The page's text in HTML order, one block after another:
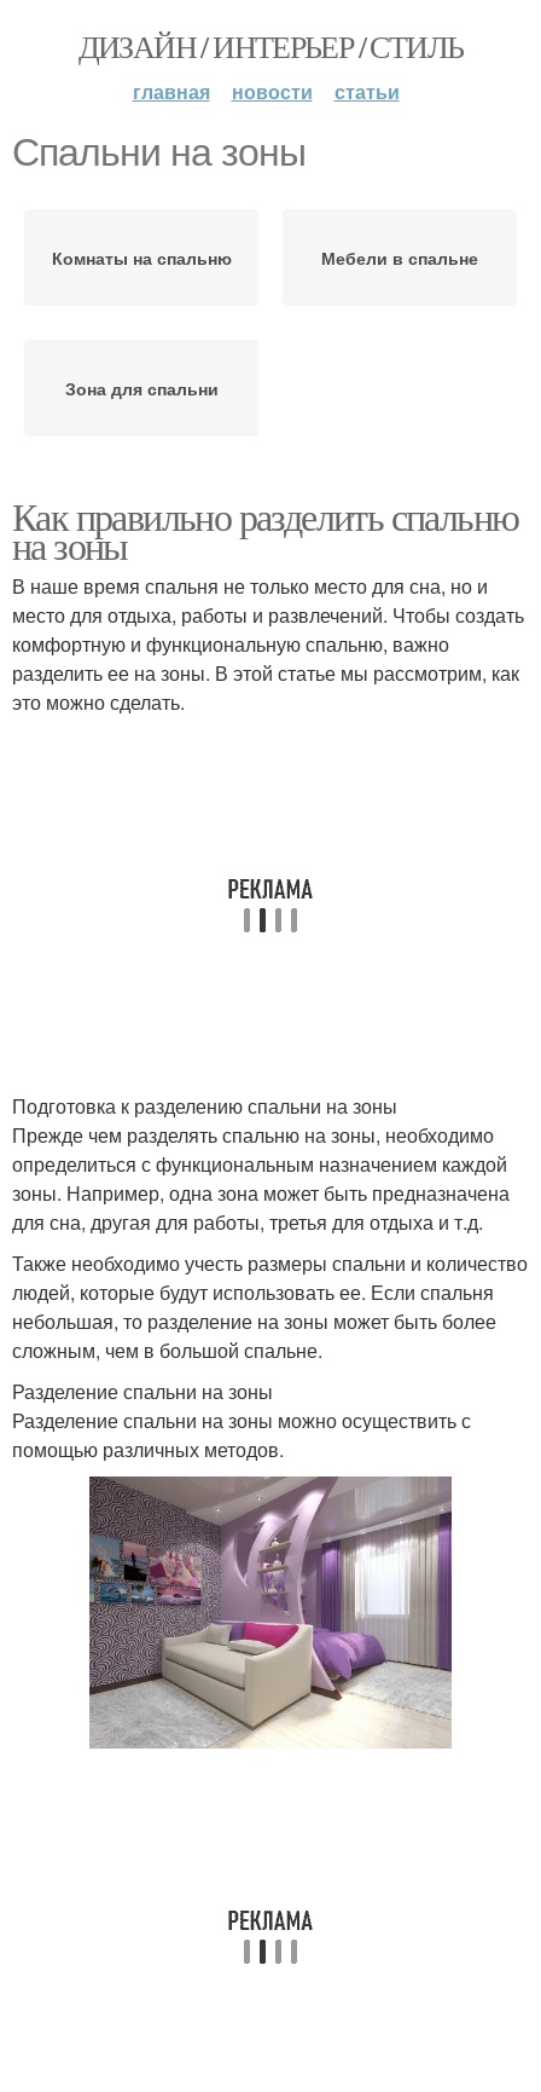
ДИЗАЙН / ИНТЕРЬЕР / СТИЛЬ
главная новости статьи
Спальни на зоны
Комнаты на спальню Мебели в спальне
Зона для спальни
Как правильно разделить спальню
на зоны
В наше время спальня не только место для сна, но и
место для отдыха, работы и развлечений. Чтобы создать
комфортную и функциональную спальню, важно
разделить ее на зоны. В этой статье мы рассмотрим, как
это можно сделать.
Подготовка к разделению спальни на зоны
Прежде чем разделять спальню на зоны, необходимо
определиться с функциональным назначением каждой
зоны. Например, одна зона может быть предназначена
для сна, другая для работы, третья для отдыха и т.д.
Также необходимо учесть размеры спальни и количество
людей, которые будут использовать ее. Если спальня
небольшая, то разделение на зоны может быть более
сложным, чем в большой спальне.
Разделение спальни на зоны
Разделение спальни на зоны можно осуществить с
помощью различных методов.